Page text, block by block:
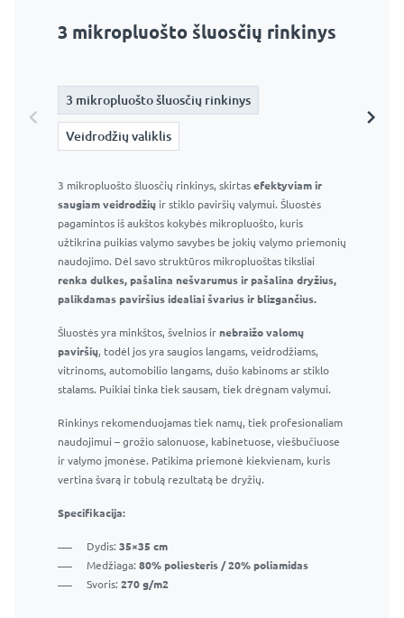
3 mikropluošto šluosčių rinkinys
3 mikropluošto šluosčių rinkinys
Veidrodžių valiklis
3 mikropluošto šluosčių rinkinys, skirtas efektyviam ir
saugiam veidrodžių ir stiklo paviršių valymui. Šluostės
pagamintos iš aukštos kokybės mikropluošto, kuris
užtikrina puikias valymo savybes be jokių valymo priemonių
naudojimo. Dėl savo struktūros mikropluoštas tiksliai
renka dulkes, pašalina nešvarumus ir pašalina dryžius,
palikdamas paviršius idealiai švarius ir blizgančius.
Šluostės yra minkštos, švelnios ir nebraižo valomų
paviršių , todėl jos yra saugios langams, veidrodžiams,
vitrinoms, automobilio langams, dušo kabinoms ar stiklo
stalams. Puikiai tinka tiek sausam, tiek drėgnam valymui.
Rinkinys rekomenduojamas tiek namų, tiek profesionaliam
naudojimui – grožio salonuose, kabinetuose, viešbučiuose
ir valymo įmonėse. Patikima priemonė kiekvienam, kuris
vertina švarą ir tobulą rezultatą be dryžių.
Specifikacija:
Dydis: 35×35 cm
Medžiaga: 80% poliesteris / 20% poliamidas
Svoris: 270 g/m2
Veidrodžių valiklis
3 mikropluošto šluosčių rinkinys
Veidrodžių valiklis
Langų ir veidrodžių valiklis 295 ml – Profesionalus stiklo
valiklis
Efektyvus purškiklis ir patogus buteliukas
Efektyviai pašalina muilo apnašas, vandens dėmes ir
kitas įprastas vonios kambario dėmes
Nepalieka dryžių ar dėmių
stikliniams paviršiams
Tinka naudoti namuose ir profesionaliai